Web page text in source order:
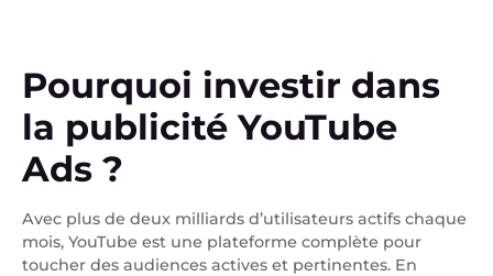
Pourquoi investir dans
la publicité YouTube
Ads ?
Avec plus de deux milliards d’utilisateurs actifs chaque
mois, YouTube est une plateforme complète pour
toucher des audiences actives et pertinentes. En